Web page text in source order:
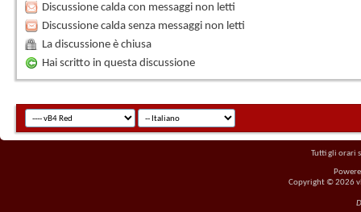
Discussione calda con messaggi non letti
Discussione calda senza messaggi non letti
La discussione è chiusa
Hai scritto in questa discussione
Tutti gli orari
Copyright © 2026